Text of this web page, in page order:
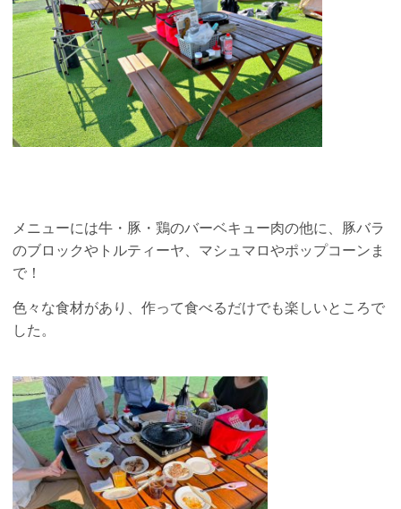
メニューには牛・豚・鶏のバーベキュー肉の他に、豚バラ
のブロックやトルティーヤ、マシュマロやポップコーンま
で！
色々な食材があり、作って食べるだけでも楽しいところで
した。